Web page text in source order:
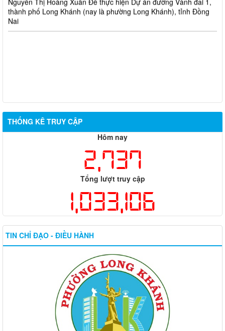
thành phố Long Khánh (nay là phường Long Khánh), tỉnh Đồng
Nai
THỐNG KÊ TRUY CẬP
Hôm nay
2,737
Tổng lượt truy cập
1,033,106
TIN CHỈ ĐẠO - ĐIỀU HÀNH